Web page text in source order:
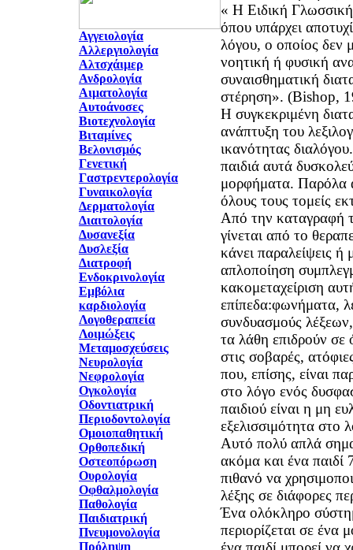
Αγγειολογία
Αλλεργιολογία
Αλτσχάιμερ
Ανδρολογία
Αιματολογία
Αυτοάνοσες
Βιοτεχνολογία
Βιταμίνες
Βελονισμός
Γενετική
Γαστρεντερολογία
Γυναικολογία
Δερματολογία
Διαιτολογία
Δυσανεξία
Δυσλεξία
Διατροφή
Ενδοκρινολογία
Εμβόλια
καρδιολογία
Λογοθεραπεία
Λοιμώξεις
Μεταμοσχεύσεις
Νευρολογία
Νεφρολογία
Ογκολογία
Οδοντιατρική
Περιοδοντολογία
Ομοιοπαθητική
Ορθοπεδική
Οστεοπόρωση
Ουρολογία
Οφθαλμολογία
Παθολογία
Παιδιατρική
Πνευμονολογία
Πρόληψη
« Η Ειδική Γλωσσική
όπου υπάρχει
λόγου, ο οποίος δεν
νοητική ή φυσική
συναισθηματική
στέρηση». (Bishop,
Η συγκεκριμένη
ανάπτυξη του
ικανότητας
παιδιά αυτά
μορφήματα. Παρόλα
όλους τους τομείς
Από την καταγραφή
γίνεται από το
κάνει παραλείψεις ή
απλοποίηση
κακομεταχείριση
επίπεδα׃ φωνήματα, λέξεις , συμπλέγματα,
συνδυασμούς
τα λάθη επιδρούν σε
στις σοβαρές,
που, επίσης, είναι
στο λόγο ενός
παιδιού είναι η μη
εξελισσιμότητα στο
Αυτό πολύ απλά
ακόμα και ένα παιδί
πιθανό να
λέξης σε διάφορες
Ένα ολόκληρο
περιορίζεται σε ένα